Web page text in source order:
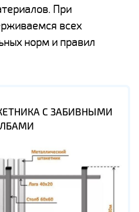
При
всех
норм и правил
С ЗАБИВНЫМИ